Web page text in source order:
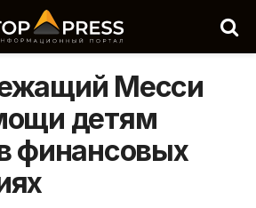
Месси
детям
финансовых